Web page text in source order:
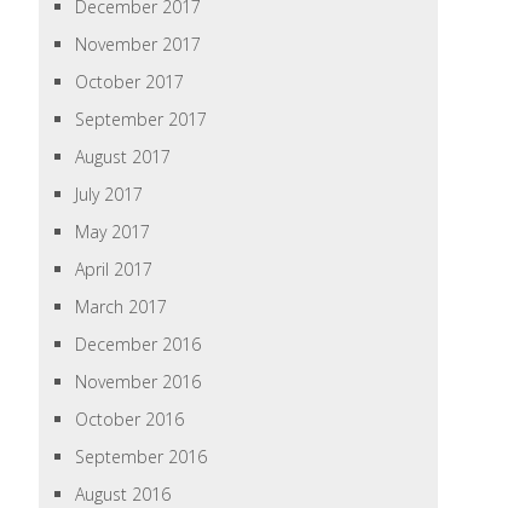
December 2017
November 2017
October 2017
September 2017
August 2017
July 2017
May 2017
April 2017
March 2017
December 2016
November 2016
October 2016
September 2016
August 2016